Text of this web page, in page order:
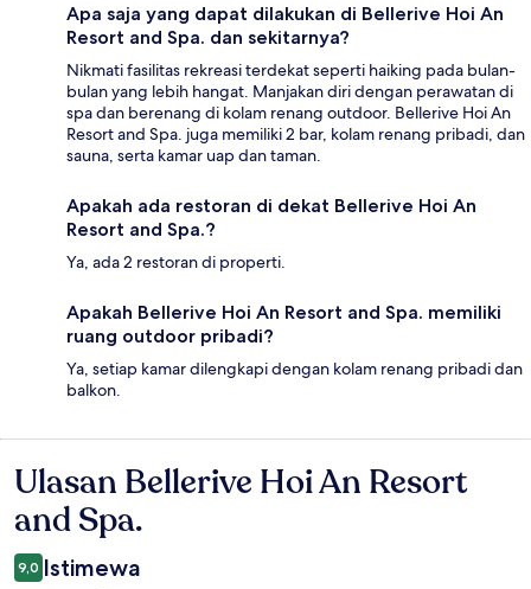
Apa saja yang dapat dilakukan di Bellerive Hoi An
Resort and Spa. dan sekitarnya?
Nikmati fasilitas rekreasi terdekat seperti haiking pada bulan-
bulan yang lebih hangat. Manjakan diri dengan perawatan di
spa dan berenang di kolam renang outdoor. Bellerive Hoi An
Resort and Spa. juga memiliki 2 bar, kolam renang pribadi, dan
sauna, serta kamar uap dan taman.
Apakah ada restoran di dekat Bellerive Hoi An
Resort and Spa.?
Ya, ada 2 restoran di properti.
Apakah Bellerive Hoi An Resort and Spa. memiliki
ruang outdoor pribadi?
Ya, setiap kamar dilengkapi dengan kolam renang pribadi dan
balkon.
Ulasan
Ulasan Bellerive Hoi An Resort
and Spa.
9,0 Istimewa